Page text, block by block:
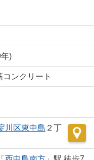
)
コンクリート
川区東中島 ２丁